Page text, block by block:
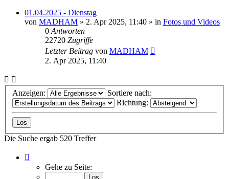
01.04.2025 - Dienstag
von MADHAM » 2. Apr 2025, 11:40 » in Fotos und Videos
0 Antworten
22720 Zugriffe
Letzter Beitrag von MADHAM
2. Apr 2025, 11:40
Anzeigen:
Sortiere nach:
Richtung:
Die Suche ergab 520 Treffer
von
Gehe zu Seite: